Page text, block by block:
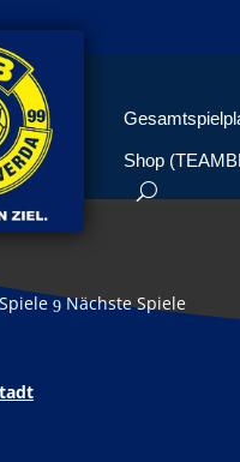
Shop
9 Nächste Spiele